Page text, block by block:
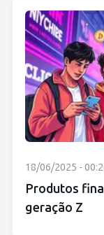
18/06/2025 -
Produtos
geração Z